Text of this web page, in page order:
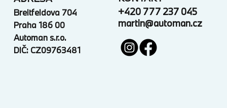
Breitfeldova 704
Praha 186 00
Automan s.r.o.
DIČ: CZ09763481
+420 777 237 045
martin@automan.cz